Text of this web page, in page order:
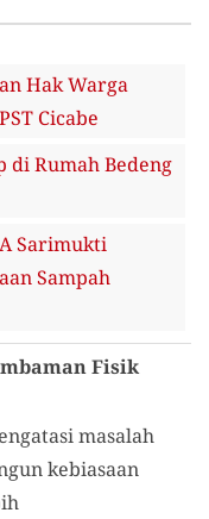
Hak Warga
Cicabe
di Rumah Bedeng
Sarimukti
Sampah
Fisik
masalah
kebiasaan